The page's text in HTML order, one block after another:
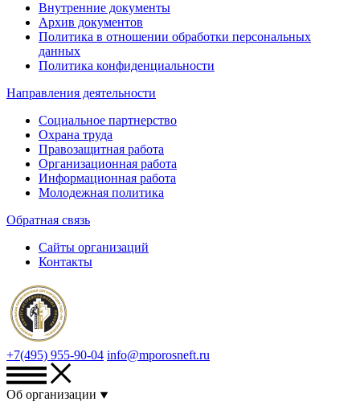
Внутренние документы
Архив документов
Политика в отношении обработки персональных
данных
Политика конфиденциальности
Направления деятельности
Социальное партнерство
Охрана труда
Правозащитная работа
Организационная работа
Информационная работа
Молодежная политика
Обратная связь
Сайты организаций
Контакты
+7(495) 955-90-04 info@mporosneft.ru
Об организации